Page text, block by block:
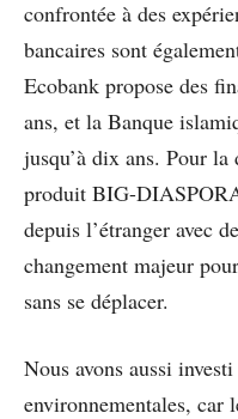
confrontée à des
bancaires sont
Ecobank propose des
ans, et la Banque
jusqu’à dix ans. Pour
produit BIG-
depuis l’étranger avec
changement majeur
sans se déplacer.
Nous avons aussi
environnementales, car